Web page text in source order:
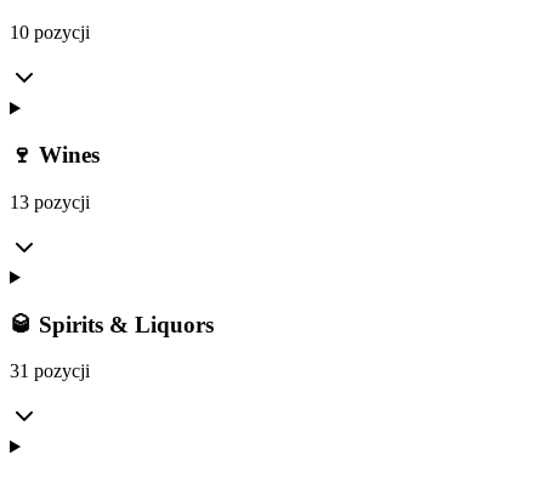
10 pozycji
🍷 Wines
13 pozycji
🥃 Spirits & Liquors
31 pozycji